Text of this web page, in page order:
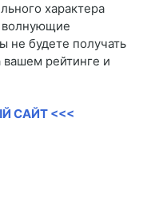
характера
волнующие
не будете получать
вашем рейтинге и
САЙТ <<<